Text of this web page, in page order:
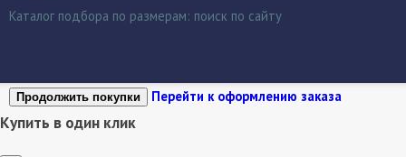
Каталог подбора по размерам: поиск по сайту
Продолжить покупки Перейти к оформлению заказа
Купить в один клик